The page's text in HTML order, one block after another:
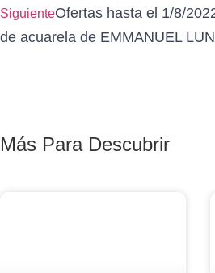
SiguienteOfertas hasta el 1/8/
de acuarela de EMMANUEL
Más Para Descubrir